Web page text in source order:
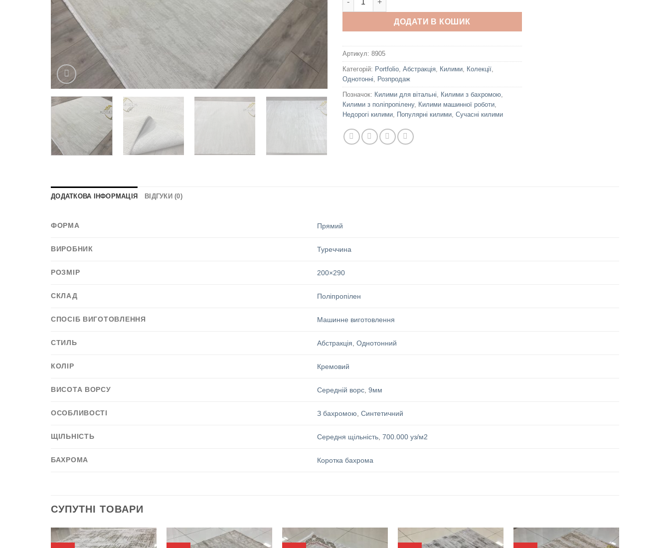
ДОДАТИ В КОШИК
Артикул: 8905
Категорій: Portfolio Абстракція Килими Колекції
Однотонні
Розпродаж
Позначок: Килими для вітальні Килими з бахромою
Килими з поліпропілену, Килими машинної роботи
Недорогі килими Популярні килими Сучасні килими
ДОДАТКОВА ІНФОРМАЦІЯ ВІДГУКИ (0)
ФОРМА Прямий
ВИРОБНИК Туреччина
РОЗМІР 200×290
СКЛАД Поліпропілен
СПОСІБ ВИГОТОВЛЕННЯ Машинне виготовлення
СТИЛЬ Абстракція ,Однотонний
КОЛІР Кремовий
ВИСОТА ВОРСУ Середній ворс ,9мм
ОСОБЛИВОСТІ З бахромою ,Синтетичний
ЩІЛЬНІСТЬ Середня щільність ,700.000 уз/м2
БАХРОМА Коротка бахрома
СУПУТНІ ТОВАРИ